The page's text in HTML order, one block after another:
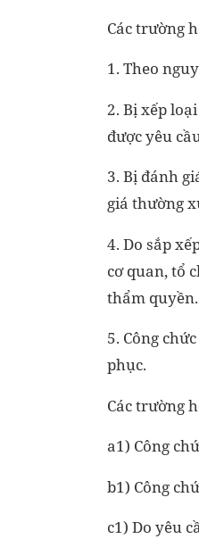
Các trường
1. Theo
2. Bị xếp
được yêu
3. Bị đánh
giá thường
4. Do sắp
cơ quan, tổ
thẩm quyền.
5. Công
phục.
Các trường
a1) Công
b1) Công
c1) Do yêu